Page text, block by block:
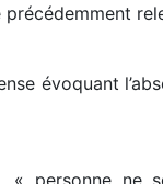
évoquant
« personne